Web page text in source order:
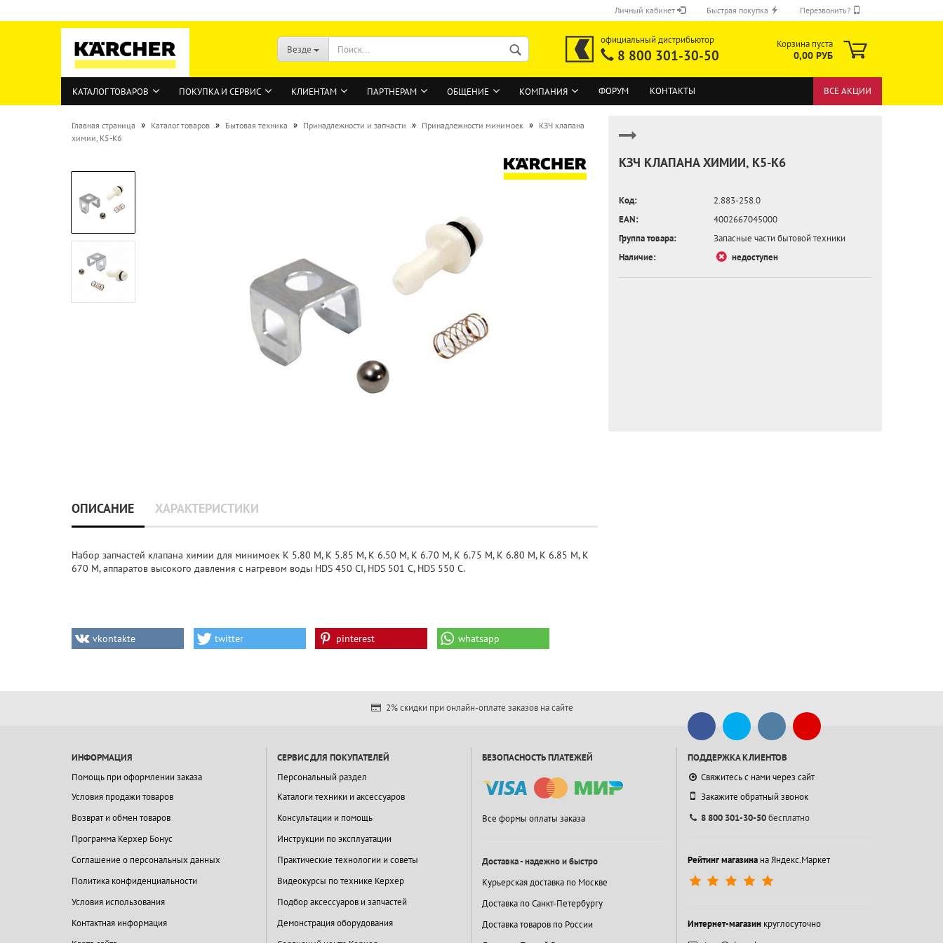
Личный кабинет
ВОЙТИ
Забыли пароль?
Быстрая покупка Перезвонить?
Везде
официальный дистрибьютор
8 800 301-30-50
Корзина пуста
0,00 РУБ
КАТАЛОГ ТОВАРОВ ПОКУПКА И СЕРВИС КЛИЕНТАМ ПАРТНЕРАМ ОБЩЕНИЕ КОМПАНИЯ ФОРУМ КОНТАКТЫ ВСЕ АКЦИИ
Главная страница » Каталог товаров » Бытовая техника » Принадлежности и запчасти » Принадлежности минимоек » КЗЧ клапана
химии, K5-K6
КЗЧ КЛАПАНА ХИМИИ, K5-K6
Код:
2.883-258.0
EAN:
4002667045000
Группа товара:
Запасные части бытовой техники
Наличие:
недоступен
ОПИСАНИЕ ХАРАКТЕРИСТИКИ
Набор запчастей клапана химии для минимоек K 5.80 M, K 5.85 M, K 6.50 M, K 6.70 M, K 6.75 M, K 6.80 M, K 6.85 M, K
670 M, аппаратов высокого давления с нагревом воды HDS 450 CI, HDS 501 C, HDS 550 C.
vkontakte twitter pinterest whatsapp
2% скидки при онлайн-оплате заказов на сайте
ИНФОРМАЦИЯ
Помощь при оформлении заказа
Условия продажи товаров
Возврат и обмен товаров
Программа Керхер Бонус
Соглашение о персональных данных
Политика конфиденциальности
Условия использования
Контактная информация
СЕРВИС ДЛЯ ПОКУПАТЕЛЕЙ
Персональный раздел
Каталоги техники и аксессуаров
Консультации и помощь
Инструкции по эксплуатации
Практические технологии и советы
Видеокурсы по технике Керхер
Подбор аксессуаров и запчастей
Демонстрация оборудования
БЕЗОПАСНОСТЬ ПЛАТЕЖЕЙ
Все формы оплаты заказа
Доставка - надежно и быстро
Курьерская доставка по Москве
Доставка по Санкт-Петербургу
Доставка товаров по России
ПОДДЕРЖКА КЛИЕНТОВ
Свяжитесь с нами через сайт
Закажите обратный звонок
8 800 301-30-50бесплатно
Рейтинг магазинана Яндекс.Маркет
Интернет-магазинкруглосуточно